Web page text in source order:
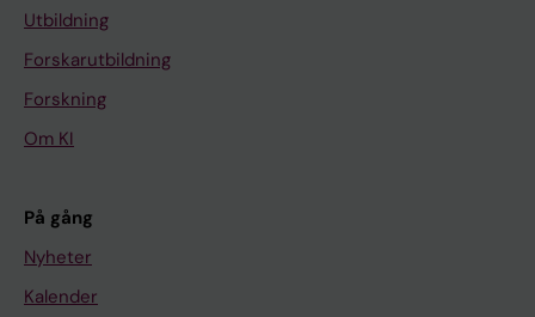
Utbildning
Forskarutbildning
Forskning
Om KI
På gång
Nyheter
Kalender